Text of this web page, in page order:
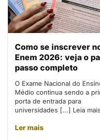
Como se inscrever
Enem 2026: veja o
passo completo
O Exame Nacional do
Médio continua sendo a
porta de entrada para
universidades [...] Leia
Ler mais